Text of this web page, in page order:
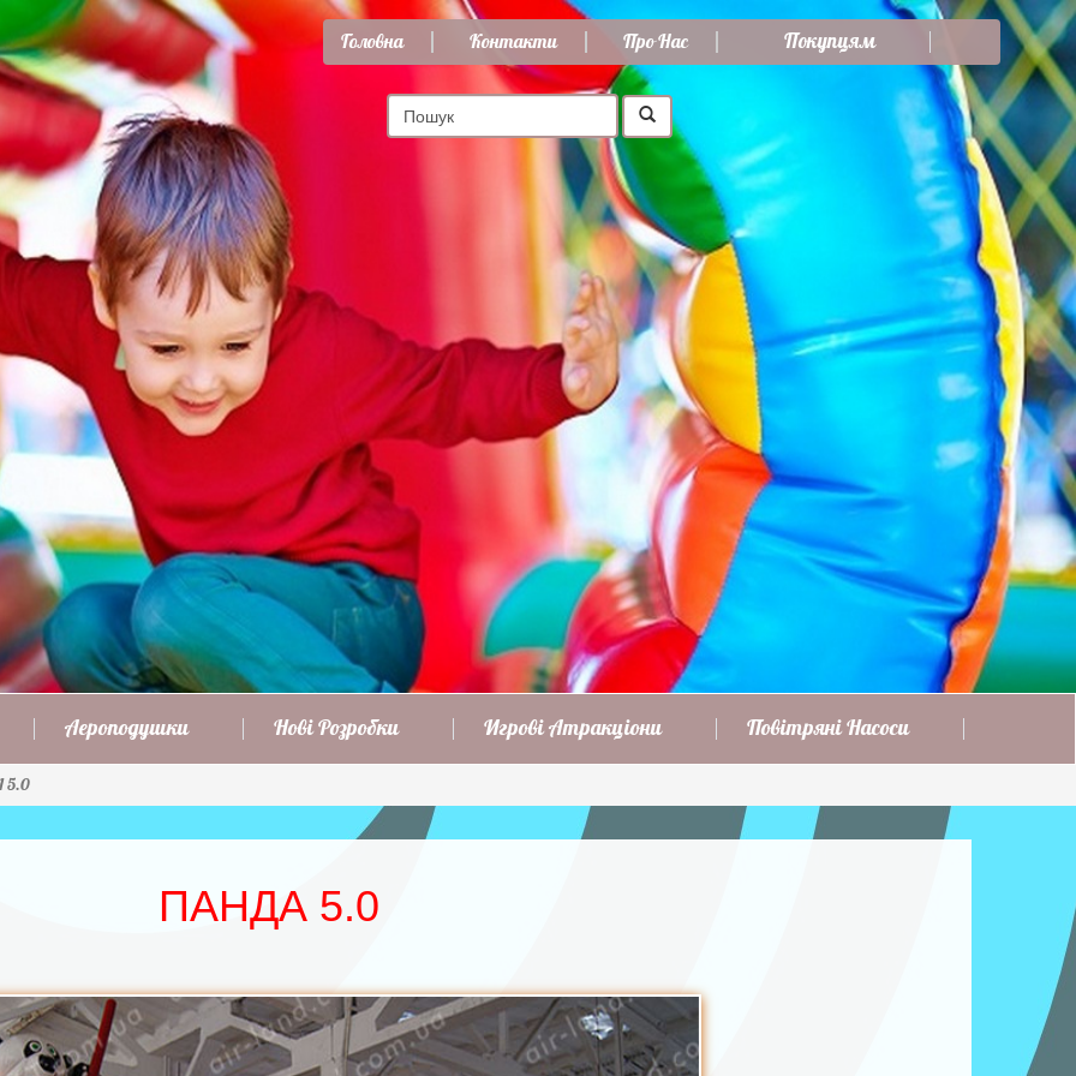
Головна Контакти Про Нас Покупцям
Аероподушки Нові Розробки Игрові Атракціони Повітряні Насоси
5.0
ПАНДА 5.0